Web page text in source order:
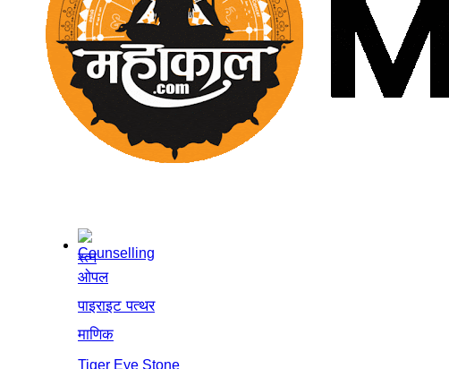
रत्न
ओपल
पाइराइट पत्थर
माणिक
Tiger Eye Stone